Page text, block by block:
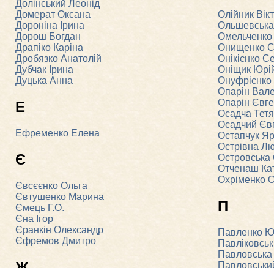
Долінський Леонід
Домерат Оксана
Дороніна Ірина
Дорош Богдан
Драпіко Каріна
Дробязко Анатолій
Дубчак Ірина
Дуцька Анна
Е
Ефременко Елена
Є
Євсєєнко Ольга
Євтушенко Марина
Ємець Г.О.
Єна Ігор
Єранкін Олександр
Єфремов Дмитро
Олійник
Ольшевська
Онищенко
Онікієнко
Оніщик
Опарін
Опарін
Осадча
Осадчий
Остапчук
Острівна
Островська
Отченаш
Охріменко
П
Павленко